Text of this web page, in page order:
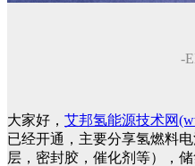
-
大家好， 艾邦氢能源技术网
已经开通，主要分享氢燃料
层，密封胶，催化剂等），